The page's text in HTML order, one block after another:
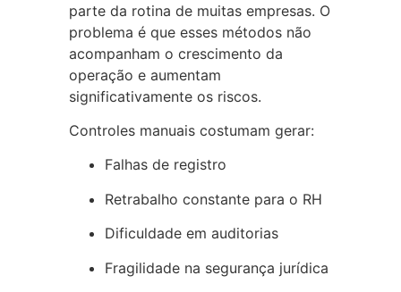
parte da rotina de muitas empresas. O
problema é que esses métodos não
acompanham o crescimento da
operação e aumentam
significativamente os riscos.
Controles manuais costumam gerar:
Falhas de registro
Retrabalho constante para o RH
Dificuldade em auditorias
Fragilidade na segurança jurídica